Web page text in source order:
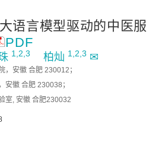
语言模型驱动的中医服
PDF
1, 2, 3 柏灿 1, 2, 3 ✉
，安徽 合肥 230012；
安徽 合肥 230038；
室, 安徽 合肥230032